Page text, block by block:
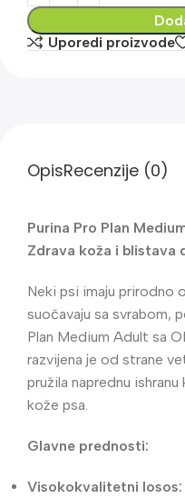
Uporedi proizvode
OpisRecenzije (0)
Purina Pro Plan
Zdrava koža i blistava
Neki psi imaju prirodno
suočavaju sa svrabom,
Plan Medium Adult sa
razvijena je od strane
pružila naprednu
kože psa.
Glavne prednosti:
Visokokvalitetni losos: